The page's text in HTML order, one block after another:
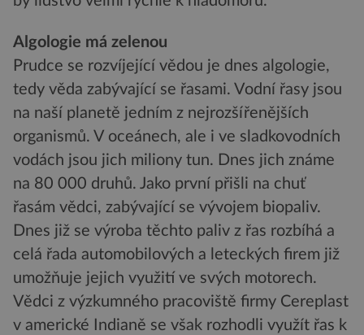
Algologie má zelenou
Prudce se rozvíjející vědou je dnes algologie,
tedy věda zabývající se řasami. Vodní řasy jsou
na naší planetě jedním z nejrozšířenějších
organismů. V oceánech, ale i ve sladkovodních
vodách jsou jich miliony tun. Dnes jich známe
na 80 000 druhů. Jako první přišli na chuť
řasám vědci, zabývající se vývojem biopaliv.
Dnes již se výroba těchto paliv z řas rozbíhá a
celá řada automobilových a leteckých firem již
umožňuje jejich využití ve svých motorech.
Vědci z výzkumného pracoviště firmy Cereplast
v americké Indianě se však rozhodli využít řas k